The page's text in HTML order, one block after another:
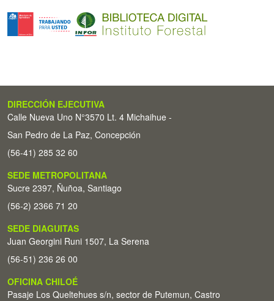
DIRECCIÓN EJECUTIVA
Calle Nueva Uno N°3570 Lt. 4 Michaihue -
San Pedro de La Paz, Concepción
(56-41) 285 32 60
SEDE METROPOLITANA
Sucre 2397, Ñuñoa, Santiago
(56-2) 2366 71 20
SEDE DIAGUITAS
Juan Georgini Runi 1507, La Serena
(56-51) 236 26 00
OFICINA CHILOÉ
Pasaje Los Queltehues s/n, sector de Putemun, Castro